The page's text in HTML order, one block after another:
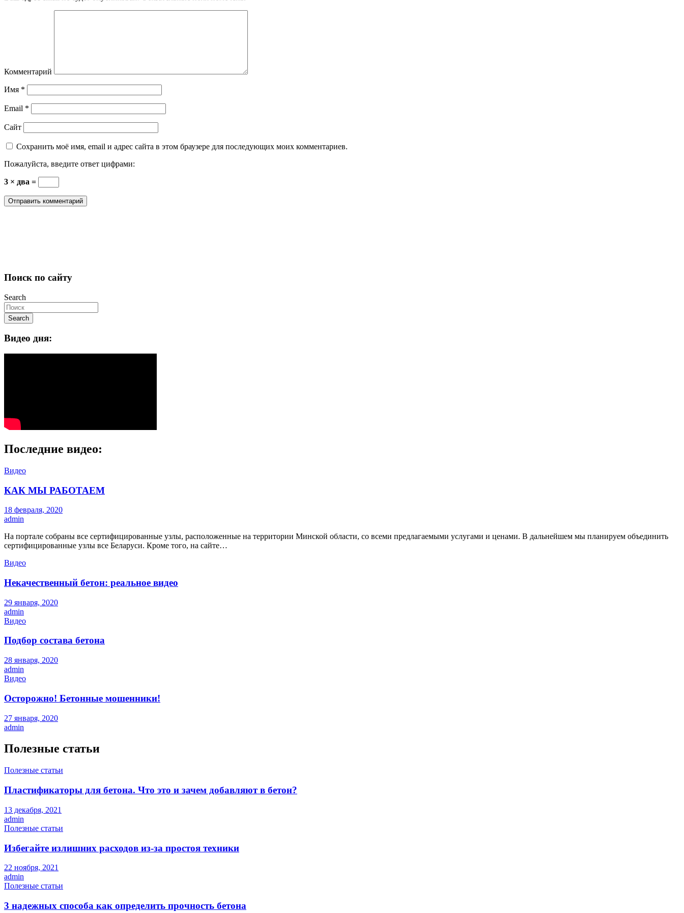
Комментарий
Имя *
Email *
Сайт
Сохранить моё имя, email и адрес сайта в этом браузере для последующих моих комментариев.
Пожалуйста, введите ответ цифрами:
3 × два =
Поиск по сайту
Search
Search
Видео дня:
Последние видео:
Видео
КАК МЫ РАБОТАЕМ
18 февраля, 2020
admin
На портале собраны все сертифицированные узлы, расположенные на территории Минской области, со всеми предлагаемыми услугами и ценами. В дальнейшем мы планируем объединить
сертифицированные узлы все Беларуси. Кроме того, на сайте…
Видео
Некачественный бетон: реальное видео
29 января, 2020
admin
Видео
Подбор состава бетона
28 января, 2020
admin
Видео
Осторожно! Бетонные мошенники!
27 января, 2020
admin
Полезные статьи
Полезные статьи
Пластификаторы для бетона. Что это и зачем добавляют в бетон?
13 декабря, 2021
admin
Полезные статьи
Избегайте излишних расходов из-за простоя техники
22 ноября, 2021
admin
Полезные статьи
3 надежных способа как определить прочность бетона